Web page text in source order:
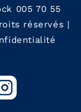
005 70 55
réservés |
é